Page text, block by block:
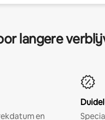
langere
en